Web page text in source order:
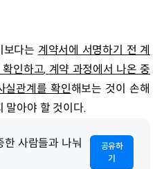
보다는 계약서에 서명하기 전 계
인하고, 계약 과정에서 나온 중
실관계를 확인해보는 것이 손해
말아야 할 것이다.
한 사람들과 나눠
공유하
기